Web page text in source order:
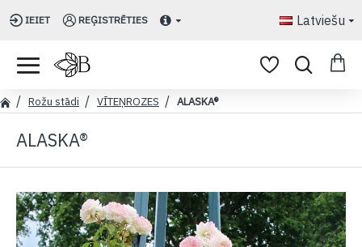
IEIET REĢISTRĒTIES Latviešu
Rožu stādi VĪTEŅROZES ALASKA®
ALASKA®